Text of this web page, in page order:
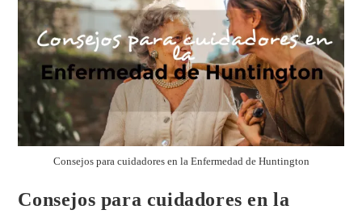
Consejos para cuidadores en la Enfermedad de Huntington
Consejos para cuidadores en la